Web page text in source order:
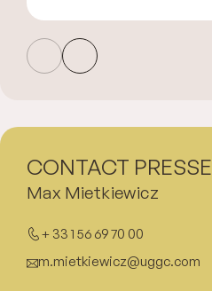
Max Mietkiewicz
+ 33 1 56 69 70 00
m.mietkiewicz@uggc.com
CONTACT PRESSE